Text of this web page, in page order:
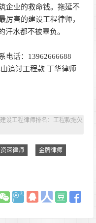
企业的救命钱。拖延不
厉害的建设工程律师，
汗水都不被辜负。
电话：13962666688
追讨工程款 丁华律师
设工程律师排名：工程款拖欠
资深律师
金牌律师